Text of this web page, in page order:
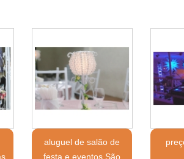
aluguel de salão de
festa e eventos São